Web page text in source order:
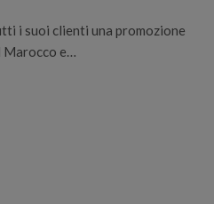
i suoi clienti una promozione
Marocco e…